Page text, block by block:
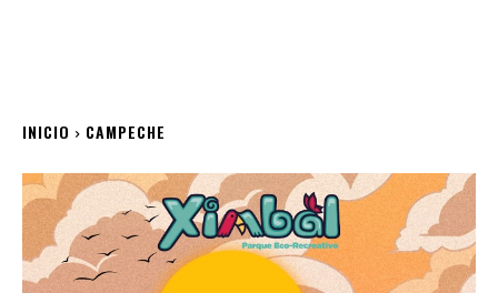
INICIO CAMPECHE